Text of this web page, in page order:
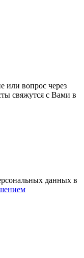
или вопрос через
свяжутся с Вами в
данных в